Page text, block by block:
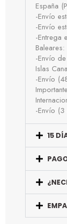
España
-Envío
-Envío
-Entrega
Baleares:
-Envío
Islas
-Envío
-Envío
15